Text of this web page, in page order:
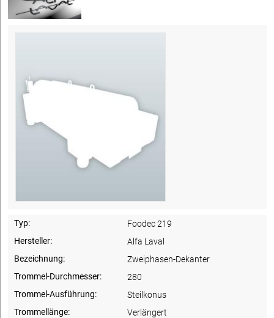
Typ:
Foodec 219
Hersteller:
Alfa Laval
Bezeichnung:
Zweiphasen-Dekanter
Trommel-Durchmesser:
280
Trommel-Ausführung:
Steilkonus
Trommellänge:
Verlängert